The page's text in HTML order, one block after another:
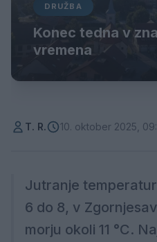
DRUŽBA
Konec tedna v
vremena
T. R. 10. oktober 2025,
Jutranje
6 do 8, v
morju okoli 11 °C.